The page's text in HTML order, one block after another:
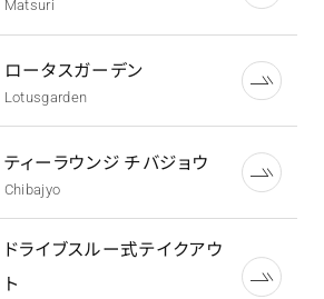
Matsuri
ロータスガーデン
Lotusgarden
ティーラウンジ チバジョウ
Chibajyo
ドライブスルー式テイクアウ
ト